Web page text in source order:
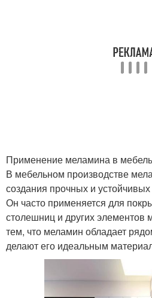
Применение меламина в
В мебельном производстве
создания прочных и
Он часто применяется для
столешниц и других элементов
тем, что меламин обладает
делают его идеальным